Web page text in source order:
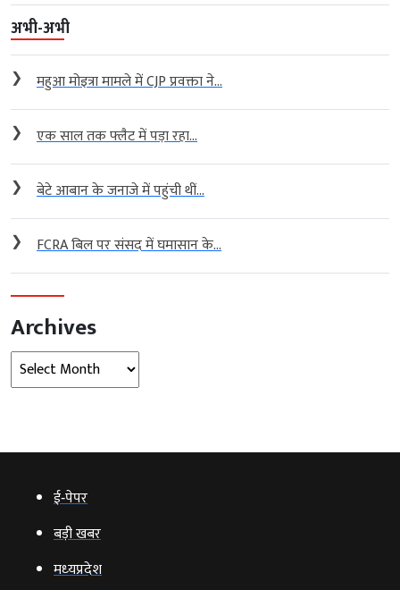
अभी-अभी
❯ महुआ मोइत्रा मामले में CJP प्रवक्ता ने...
❯ एक साल तक फ्लैट में पड़ा रहा...
❯ बेटे आबान के जनाजे में पहुंची थीं...
❯ FCRA बिल पर संसद में घमासान के...
Archives
Archives
ई‑पेपर
बड़ी खबर
मध्‍यप्रदेश